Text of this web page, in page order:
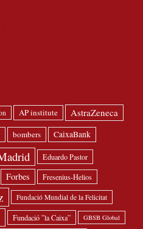
AP institute AstraZeneca
bombers CaixaBank
Eduardo Pastor
Forbes Fresenius-Helios
Fundació Mundial de la Felicitat
Fundació ”la Caixa” GBSB Global